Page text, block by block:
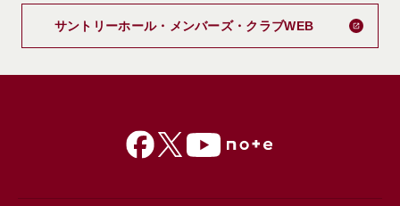
サントリーホール・メンバーズ・クラブWEB